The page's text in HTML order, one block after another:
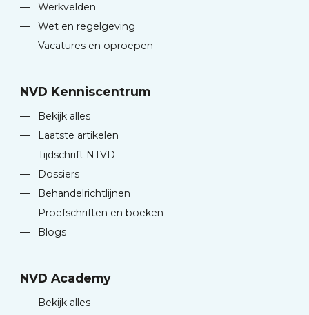
—
Werkvelden
—
Wet en regelgeving
—
Vacatures en oproepen
NVD Kenniscentrum
—
Bekijk alles
—
Laatste artikelen
—
Tijdschrift NTVD
—
Dossiers
—
Behandelrichtlijnen
—
Proefschriften en boeken
—
Blogs
NVD Academy
—
Bekijk alles